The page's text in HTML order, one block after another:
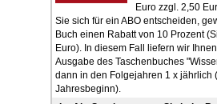
Euro zzgl. 2,50
Sie sich für ein ABO entscheiden,
Buch einen Rabatt von 10 Prozent
Euro). In diesem Fall liefern wir
Ausgabe des Taschenbuches
dann in den Folgejahren 1 x jährlich
Jahresbeginn).